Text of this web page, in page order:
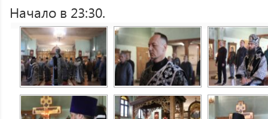
Начало в 23:30.